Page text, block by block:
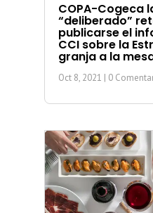
COPA-Cogeca
“deliberado”
publicarse el
CCI sobre la
granja a la
Oct 8, 2021 | 0